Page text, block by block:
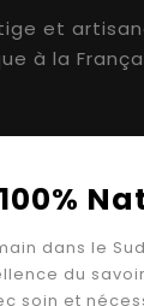
et
à la
dans le
du
soin et